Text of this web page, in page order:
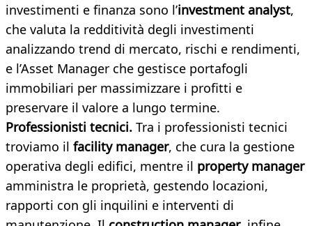
investimenti e finanza sono l’investment analyst,
che valuta la redditività degli investimenti
analizzando trend di mercato, rischi e rendimenti,
e l’Asset Manager che gestisce portafogli
immobiliari per massimizzare i profitti e
preservare il valore a lungo termine.
Professionisti tecnici. Tra i professionisti tecnici
troviamo il facility manager, che cura la gestione
operativa degli edifici, mentre il property manager
amministra le proprietà, gestendo locazioni,
rapporti con gli inquilini e interventi di